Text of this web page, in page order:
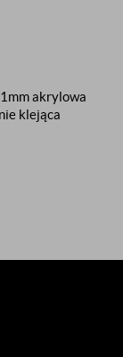
akrylowa
klejąca